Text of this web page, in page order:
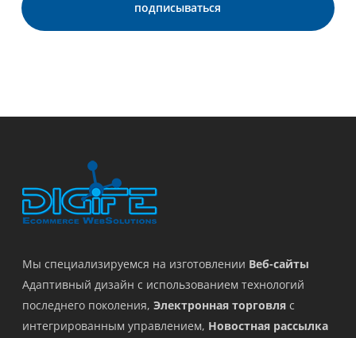
Мы специализируемся на изготовлении Веб-сайты
Адаптивный дизайн с использованием технологий
последнего поколения, Электронная торговля с
интегрированным управлением, Новостная рассылка